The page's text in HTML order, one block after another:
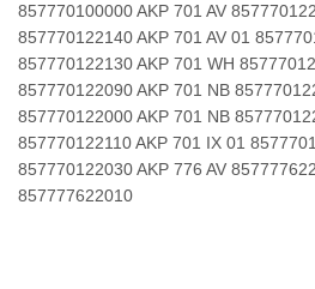
857770100000 AKP 701 AV
857770122140 AKP 701 AV 01
857770122130 AKP 701 WH
857770122090 AKP 701 NB
857770122000 AKP 701 NB
857770122110 AKP 701 IX 01
857770122030 AKP 776 AV
857777622010